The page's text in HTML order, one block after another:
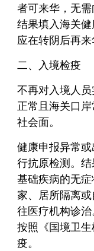
者可来华，无
结果填入海关
应在转阴后再来
二、入境检疫
不再对入境人
正常且海关口
社会面。
健康申报异常
行抗原检测。
基础疾病的无
家、居所隔离
往医疗机构诊
按照《国境卫
疫。